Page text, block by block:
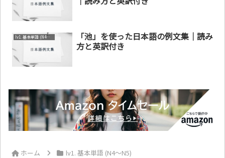
lv1. 基本単語 (N4～N5)
「池」を使った日本語の例文集｜読み
方と英訳付き
ホーム lv1. 基本単語 (N4～N5)